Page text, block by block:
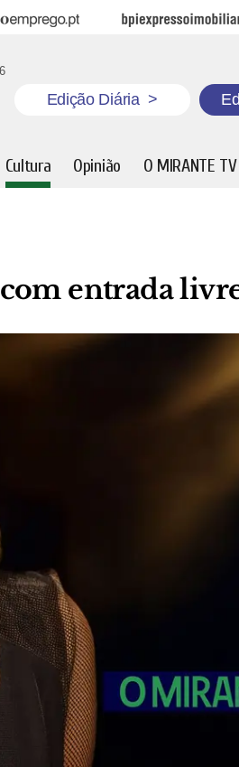
BPI Expresso
Edição Diária >
Cultura Opinião O MIRANTE TV
entrada